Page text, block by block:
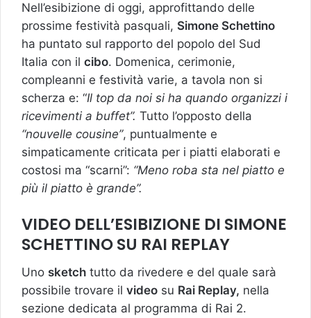
Nell’esibizione di oggi, approfittando delle
prossime festività pasquali, Simone Schettino
ha puntato sul rapporto del popolo del Sud
Italia con il cibo. Domenica, cerimonie,
compleanni e festività varie, a tavola non si
scherza e: “Il top da noi si ha quando organizzi i
ricevimenti a buffet”. Tutto l’opposto della
“nouvelle cousine”, puntualmente e
simpaticamente criticata per i piatti elaborati e
costosi ma “scarni”: “Meno roba sta nel piatto e
più il piatto è grande”.
VIDEO DELL’ESIBIZIONE DI SIMONE
SCHETTINO SU RAI REPLAY
Uno sketch tutto da rivedere e del quale sarà
possibile trovare il video su Rai Replay, nella
sezione dedicata al programma di Rai 2.